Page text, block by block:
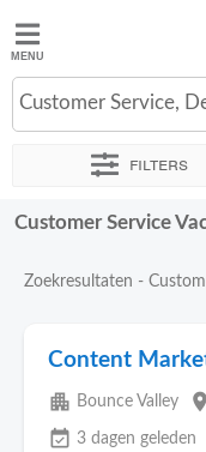
Jobted
Vacatures
Salarissen
Customer Service,
Filters
Sorteer op Exacte
Customer Service
Zoekresultaten -
Content
apartment Bounce Valley place
event_available 3 dagen geleden